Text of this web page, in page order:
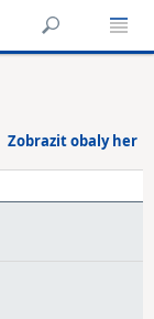
Zobrazit obaly her